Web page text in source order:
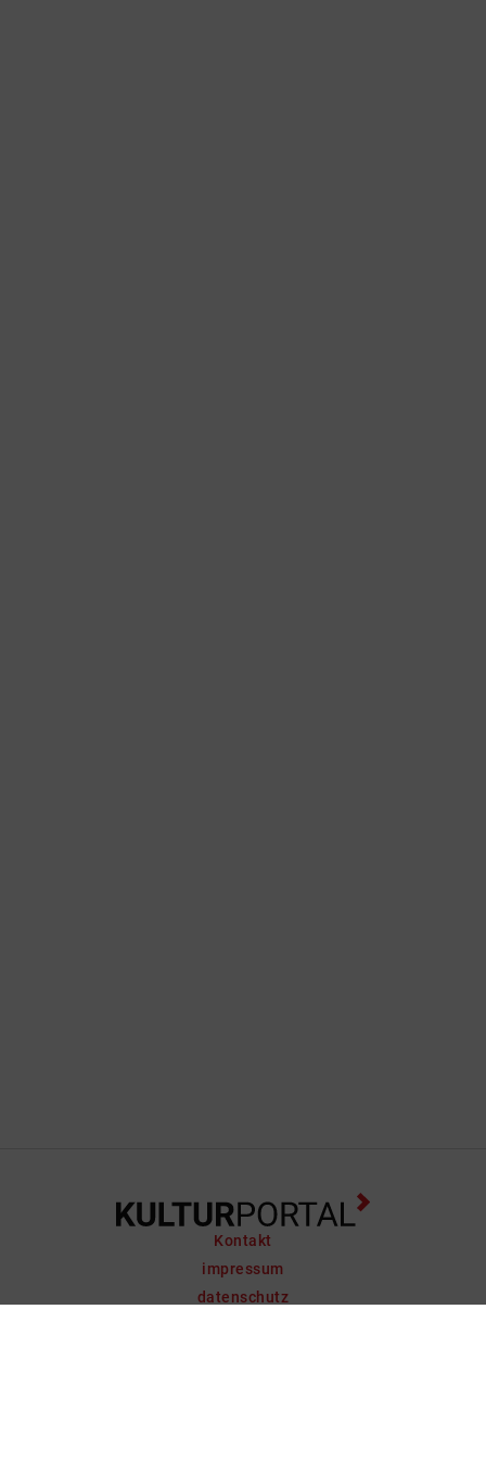
Kontakt
impressum
datenschutz